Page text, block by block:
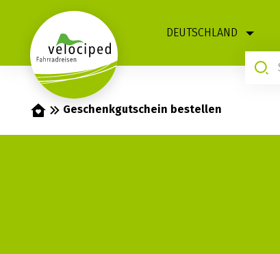
DEUTSCHLAND
StartseiteGeschenkgutschein bestellen